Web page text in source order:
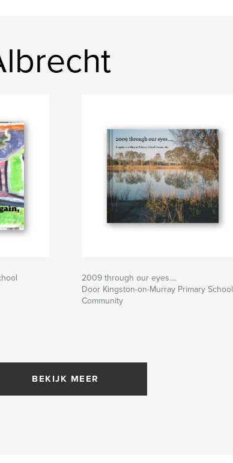
2009 through our eyes....
Door Kingston-on-Murray Primary School
Community
BEKIJK MEER